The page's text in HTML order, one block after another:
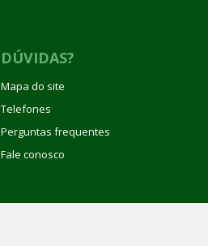
DÚVIDAS?
Mapa do site
Telefones
Perguntas frequentes
Fale conosco